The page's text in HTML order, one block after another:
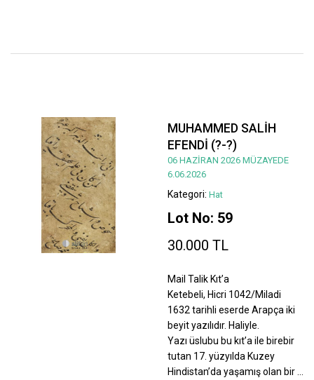
MUHAMMED SALİH
EFENDİ (?-?)
06 HAZİRAN 2026 MÜZAYEDE
6.06.2026
Kategori: Hat
Lot No: 59
30.000 TL
Mail Talik Kıt’a
Ketebeli, Hicri 1042/Miladi
1632 tarihli eserde Arapça iki
beyit yazılıdır. Haliyle.
Yazı üslubu bu kıt’a ile birebir
tutan 17. yüzyılda Kuzey
Hindistan’da yaşamış olan bir